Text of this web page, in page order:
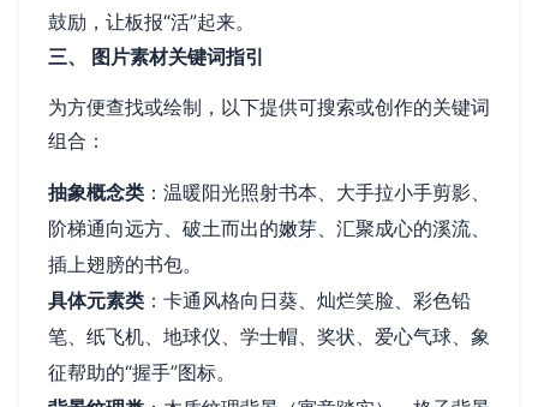
鼓励，让板报“活”起来。
三、 图片素材关键词指引
为方便查找或绘制，以下提供可搜索或创作的关键词
组合：
抽象概念类 ：温暖阳光照射书本、大手拉小手剪影、
阶梯通向远方、破土而出的嫩芽、汇聚成心的溪流、
插上翅膀的书包。
具体元素类 ：卡通风格向日葵、灿烂笑脸、彩色铅
笔、纸飞机、地球仪、学士帽、奖状、爱心气球、象
征帮助的“握手”图标。